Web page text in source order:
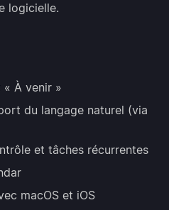
logicielle.
« À venir »
du langage naturel (via
et tâches récurrentes
macOS et iOS